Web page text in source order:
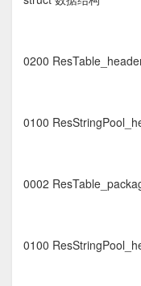
0200
0100
0002
0100